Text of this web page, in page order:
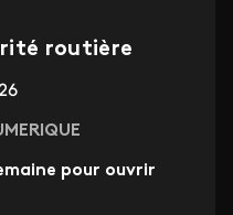
routière
pour ouvrir